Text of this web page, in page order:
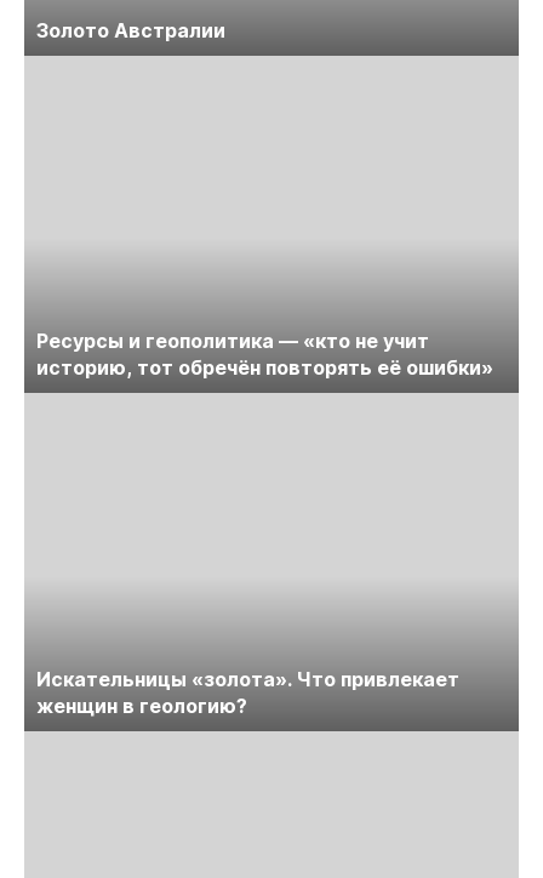
Золото Австралии
Ресурсы и геополитика — «кто не учит
историю, тот обречён повторять её ошибки»
Искательницы «золота». Что привлекает
женщин в геологию?